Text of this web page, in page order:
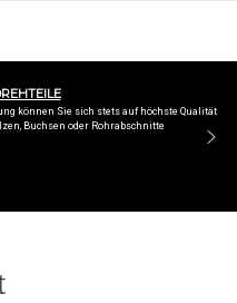
können Sie sich stets auf höchste Qualität
Buchsen oder Rohrabschnitte